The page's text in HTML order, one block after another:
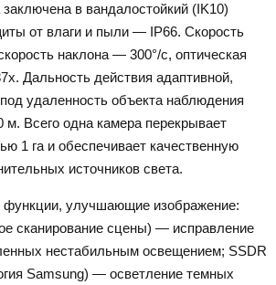
в вандалостойкий (IK10)
от влаги и пыли — IP66. Скорость
наклона — 300°/с, оптическая
Дальность действия адаптивной,
удаленность объекта наблюдения
Всего одна камера перекрывает
1 га и обеспечивает качественную
источников света.
улучшающие изображение:
сканирование сцены) — исправление
нестабильным освещением; SSDR
Samsung) — осветление темных